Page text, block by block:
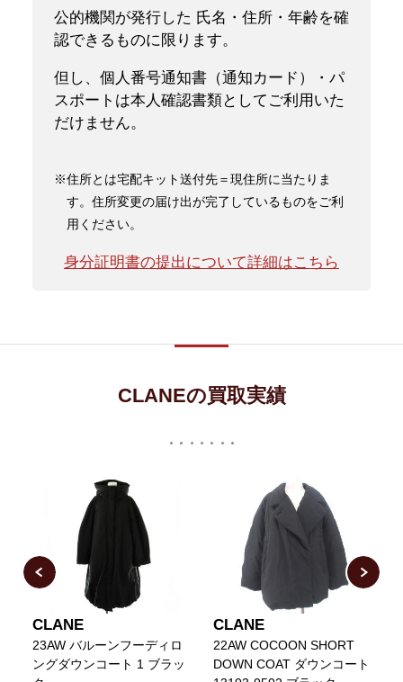
公的機関が発行した 氏名・住所・年齢を確
認できるものに限ります。
但し、個人番号通知書（通知カード）・パ
スポートは本人確認書類としてご利用いた
だけません。
※住所とは宅配キット送付先＝現住所に当たりま
す。住所変更の届け出が完了しているものをご利
用ください。
身分証明書の提出について詳細はこちら
CLANEの買取実績
CLANE
23AW バルーンフーディロ
ングダウンコート 1 ブラッ
CLANE
22AW COCOON SHORT
DOWN COAT ダウンコート